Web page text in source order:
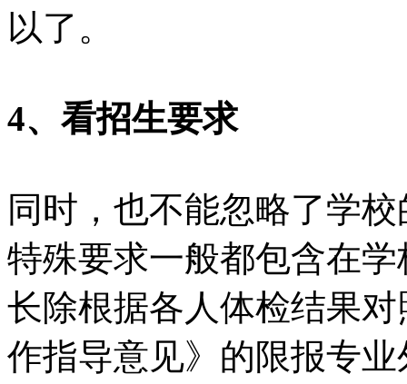
以了。
4、看招生要求
同时，也不能忽略了学
特殊要求一般都包含在
长除根据各人体检结果
作指导意见》的限报专